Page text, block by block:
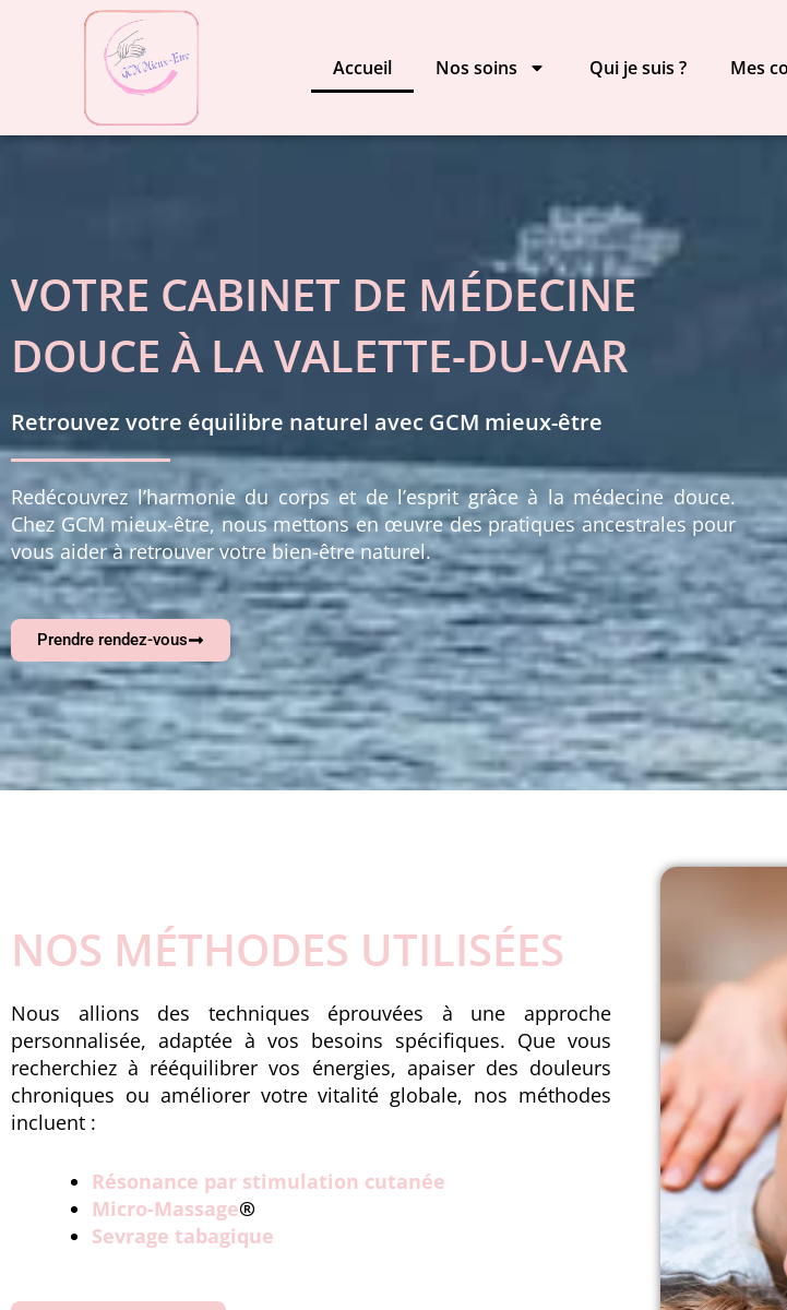
Accueil Nos soins Qui je suis ? Mes
VOTRE CABINET DE MÉDECINE
DOUCE À LA VALETTE-DU-VAR
Retrouvez votre équilibre naturel avec GCM mieux-être
Redécouvrez l’harmonie du corps et de l’esprit grâce à la médecine douce.
Chez GCM mieux-être, nous mettons en œuvre des pratiques ancestrales pour
vous aider à retrouver votre bien-être naturel.
Prendre rendez-vous
NOS MÉTHODES UTILISÉES
Nous allions des techniques éprouvées à une approche
personnalisée, adaptée à vos besoins spécifiques. Que vous
recherchiez à rééquilibrer vos énergies, apaiser des douleurs
chroniques ou améliorer votre vitalité globale, nos méthodes
incluent :
Résonance par stimulation cutanée
Micro-Massage®️
Sevrage tabagique